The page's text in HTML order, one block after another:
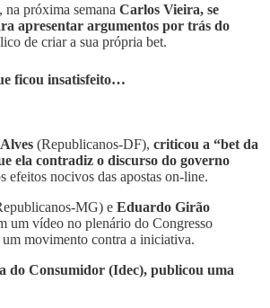
na próxima semana Carlos Vieira, se
apresentar argumentos por trás do
de criar a sua própria bet.
ficou insatisfeito…
(Republicanos-DF), criticou a “bet da
ela contradiz o discurso do governo
efeitos nocivos das apostas on-line.
MG) e Eduardo Girão
um vídeo no plenário do Congresso
movimento contra a iniciativa.
do Consumidor (Idec), publicou uma